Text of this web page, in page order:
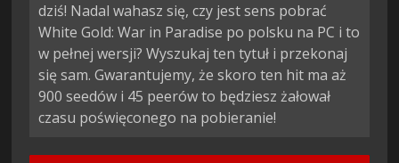
dziś! Nadal wahasz się, czy jest sens pobrać
White Gold: War in Paradise po polsku na PC i to
w pełnej wersji? Wyszukaj ten tytuł i przekonaj
się sam. Gwarantujemy, że skoro ten hit ma aż
900 seedów i 45 peerów to będziesz żałował
czasu poświęconego na pobieranie!